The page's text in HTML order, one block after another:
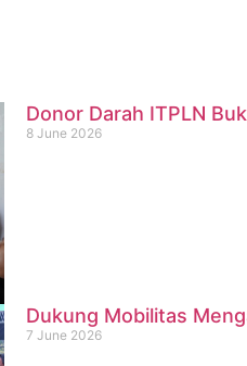
Donor Darah ITPLN
8 June 2026
Dukung Mobilitas
7 June 2026